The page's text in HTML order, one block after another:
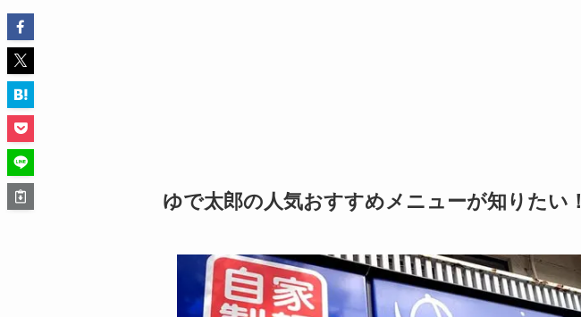
ゆで太郎の人気おすすめメニューが知りたい！